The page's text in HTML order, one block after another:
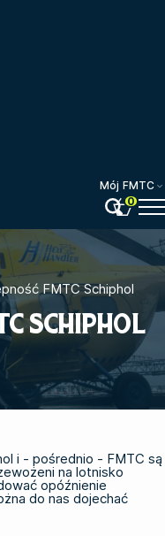
Mój FMTC
0
FMTC Schiphol
SCHIPHOL
i - pośrednio - FMTC są
na lotnisko
opóźnienie
do nas dojechać